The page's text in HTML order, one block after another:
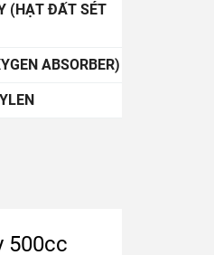
(HẠT ĐẤT SÉT
ABSORBER)